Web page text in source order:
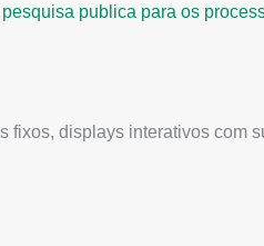
pesquisa publica para os
displays interativos com